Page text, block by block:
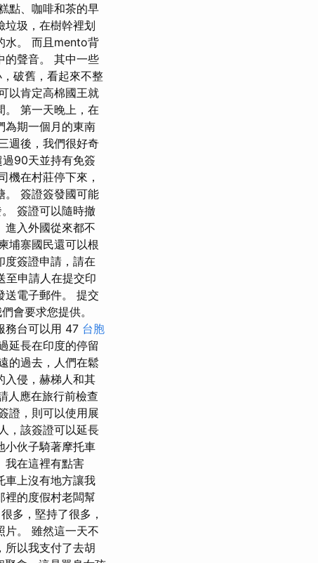
點、咖啡和茶的早
垃圾，在樹幹裡划
水。 而且mento背
的聲音。 其中一些
破舊，看起來不整
以肯定高棉國王就
。 第一天晚上，在
為期一個月的東南
週後，我們很好奇
90天並持有免簽
機在村莊停下來，
。 簽證簽發國可能
簽證可以隨時撤
進入外國從來都不
埔寨國民還可以根
度簽證申請，請在
至申請人在提交印
送電子郵件。 提交
會要求您提供。
務台可以用 47 台胞
延長在印度的停留
的過去，人們在鬆
入侵，赫梯人和其
人應在旅行前檢查
證，則可以使用展
，該簽證可以延長
小伙子騎著摩托車
我在這裡有點害
車上沒有地方讓我
裡的度假村老闆幫
多，堅持了很多，
片。 雖然這一天不
所以我支付了去胡